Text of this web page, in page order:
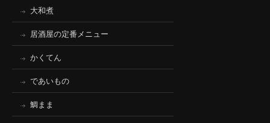
大和煮
居酒屋の定番メニュー
かくてん
であいもの
鯛まま